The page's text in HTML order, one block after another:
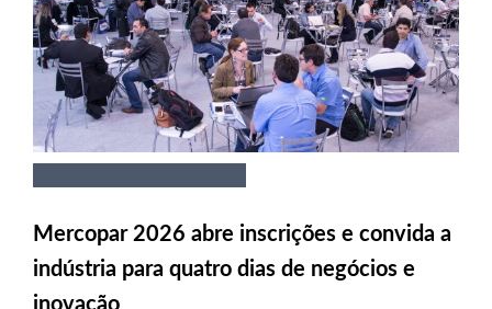
Mercopar 2026 abre inscrições e convida a
indústria para quatro dias de negócios e
inovação